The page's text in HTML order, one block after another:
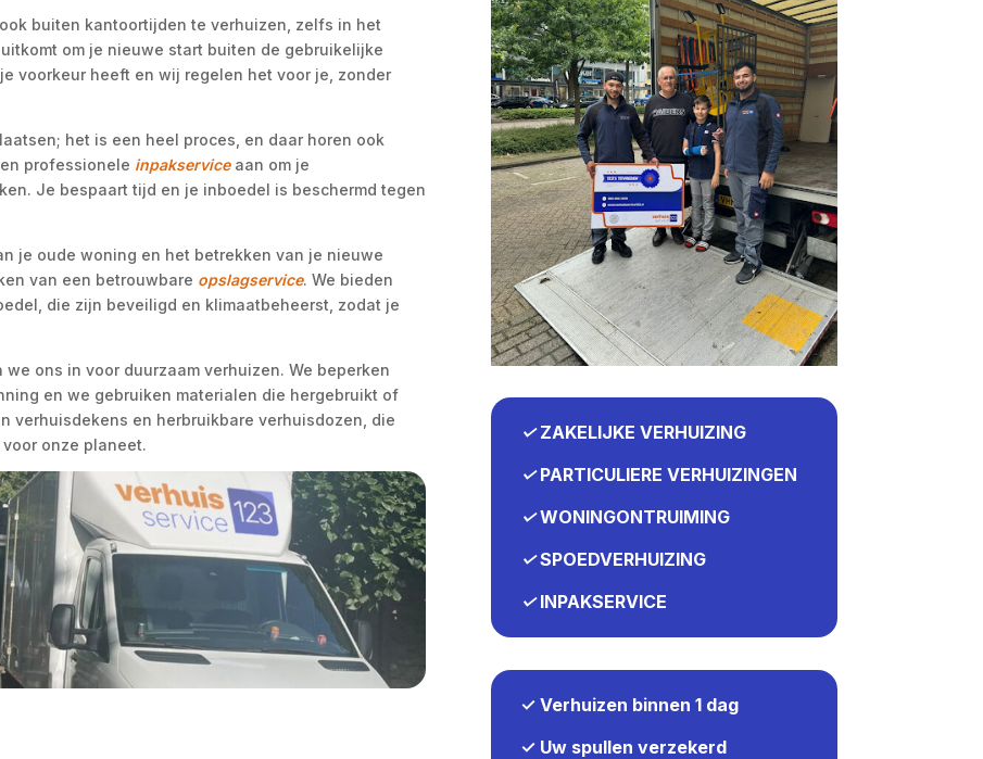
buiten kantoortijden te verhuizen, zelfs in het
om je nieuwe start buiten de gebruikelijke
voorkeur heeft en wij regelen het voor je, zonder
het is een heel proces, en daar horen ook
professionele inpakserviceaan om je
Je bespaart tijd en je inboedel is beschermd tegen
je oude woning en het betrekken van je nieuwe
van een betrouwbare opslagservice.​ We bieden
die zijn beveiligd en klimaatbeheerst, zodat je
ons in voor duurzaam verhuizen.​ We beperken
en we gebruiken materialen die hergebruikt of
verhuisdekens en herbruikbare verhuisdozen, die
onze planeet.​
✓ZAKELIJKE VERHUIZING
✓PARTICULIERE VERHUIZINGEN
✓WONINGONTRUIMING
✓SPOEDVERHUIZING
✓INPAKSERVICE
✓ Verhuizen binnen 1 dag
✓ Uw spullen verzekerd